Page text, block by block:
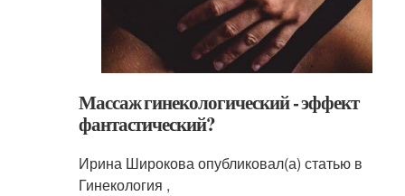
Массаж гинекологический - эффект
фантастический?
Ирина Широкова опубликовал(а) статью в
Гинекология ,